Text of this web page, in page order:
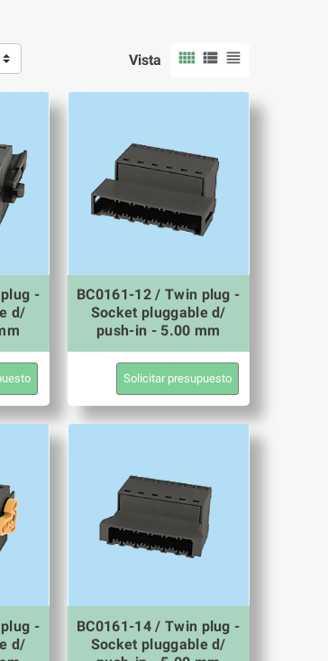
Vista   
-
d/
BC0161-12 / Twin plug -
Socket pluggable d/
push-in - 5.00 mm
Solicitar presupuesto
-
d/
BC0161-14 / Twin plug -
Socket pluggable d/